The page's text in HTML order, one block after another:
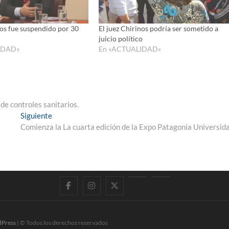
fue suspendido por 30
El juez Chirinos podría ser sometido a
juicio político
En «ACTUALIDAD»
controles sanitarios.
SiguienteEntrada
siguiente:
Comienza la La cuarta edición de la Expo Patagonia
FacebookInstagram
| © Todos los derechos reservados